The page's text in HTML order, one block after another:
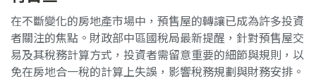
在不斷變化的房地產市場中，預售屋的轉讓已成為許多投資
者關注的焦點。財政部中區國稅局最新提醒，針對預售屋交
易及其稅務計算方式，投資者需留意重要的細節與規則，以
免在房地合一稅的計算上失誤，影響稅務規劃與財務安排。